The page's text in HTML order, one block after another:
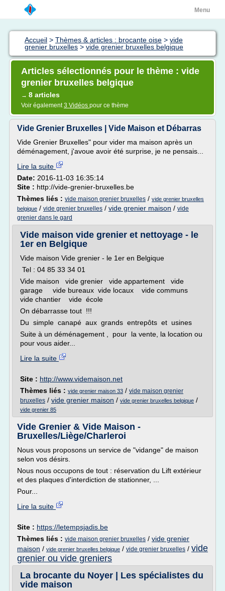
Menu
Accueil > Thèmes & articles : brocante oise > vide
grenier bruxelles > vide grenier bruxelles belgique
Articles sélectionnés pour le thème : vide
grenier bruxelles belgique
→ 8 articles
Voir également3 Vidéos pour ce thème
Vide Grenier Bruxelles | Vide Maison et Débarras
Vide Grenier Bruxelles" pour vider ma maison après un
déménagement, j'avoue avoir été surprise, je ne pensais...
Lire la suite
Date: 2016-11-03 16:35:14
Site : http://vide-grenier-bruxelles.be
Thèmes liés : vide maison grenier bruxelles / vide grenier bruxelles
belgique / vide grenier bruxelles / vide grenier maison / vide
grenier dans le gard
Vide maison vide grenier et nettoyage - le
1er en Belgique
Vide maison Vide grenier - le 1er en Belgique
Tel : 04 85 33 34 01
Vide maison vide grenier vide appartement vide
garage vide bureaux vide locaux vide communs
vide chantier vide école
On débarrasse tout !!!
Du simple canapé aux grands entrepôts et usines
Suite à un déménagement , pour la vente, la location ou
pour vous aider...
Lire la suite
Site : http://www.videmaison.net
Thèmes liés : vide grenier maison 33 / vide maison grenier
bruxelles / vide grenier maison / vide grenier bruxelles belgique /
vide grenier 85
Vide Grenier & Vide Maison -
Bruxelles/Liège/Charleroi
Nous vous proposons un service de "vidange" de maison
selon vos désirs.
Nous nous occupons de tout : réservation du Lift extérieur
et des plaques d'interdiction de stationner, ...
Pour...
Lire la suite
Site : https://letempsjadis.be
Thèmes liés : vide maison grenier bruxelles / vide grenier
maison / vide grenier bruxelles belgique / vide grenier bruxelles / vide
grenier ou vide greniers
La brocante du Noyer | Les spécialistes du
vide maison